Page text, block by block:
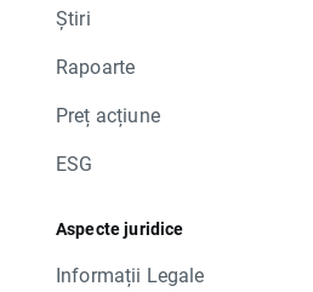
Știri
Rapoarte
Preț acțiune
ESG
Aspecte juridice
Informații Legale